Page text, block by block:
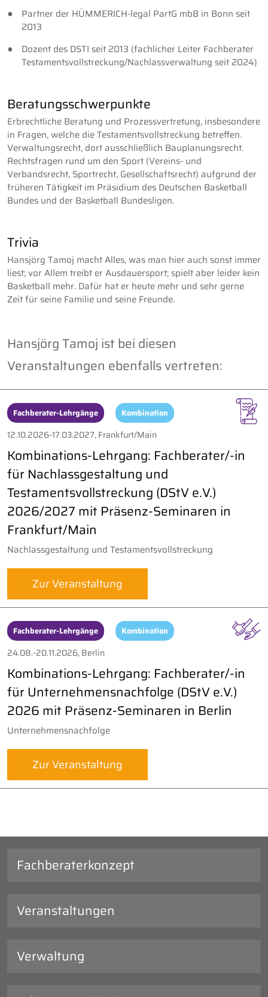
Partner der HÜMMERICH-legal PartG mbB in Bonn seit
2013
Dozent des DSTI seit 2013 (fachlicher Leiter Fachberater
Testamentsvollstreckung/Nachlassverwaltung seit 2024)
Beratungsschwerpunkte
Erbrechtliche Beratung und Prozessvertretung, insbesondere
in Fragen, welche die Testamentsvollstreckung betreffen.
Verwaltungsrecht, dort ausschließlich Bauplanungsrecht.
Rechtsfragen rund um den Sport (Vereins- und
Verbandsrecht, Sportrecht, Gesellschaftsrecht) aufgrund der
früheren Tätigkeit im Präsidium des Deutschen Basketball
Bundes und der Basketball Bundesligen.
Trivia
Hansjörg Tamoj macht Alles, was man hier auch sonst immer
liest; vor Allem treibt er Ausdauersport; spielt aber leider kein
Basketball mehr. Dafür hat er heute mehr und sehr gerne
Zeit für seine Familie und seine Freunde.
Hansjörg Tamoj ist bei diesen
Veranstaltungen ebenfalls vertreten:
Fachberater-Lehrgänge Kombination
12.10.2026-17.03.2027, Frankfurt/Main
Kombinations-Lehrgang: Fachberater/-in
für Nachlassgestaltung und
Testamentsvollstreckung (DStV e.V.)
2026/2027 mit Präsenz-Seminaren in
Frankfurt/Main
Nachlassgestaltung und Testamentsvollstreckung
Zur Veranstaltung
Fachberater-Lehrgänge Kombination
24.08.-20.11.2026, Berlin
Kombinations-Lehrgang: Fachberater/-in
für Unternehmensnachfolge (DStV e.V.)
2026 mit Präsenz-Seminaren in Berlin
Unternehmensnachfolge
Zur Veranstaltung
Fachberaterkonzept
Veranstaltungen
Verwaltung